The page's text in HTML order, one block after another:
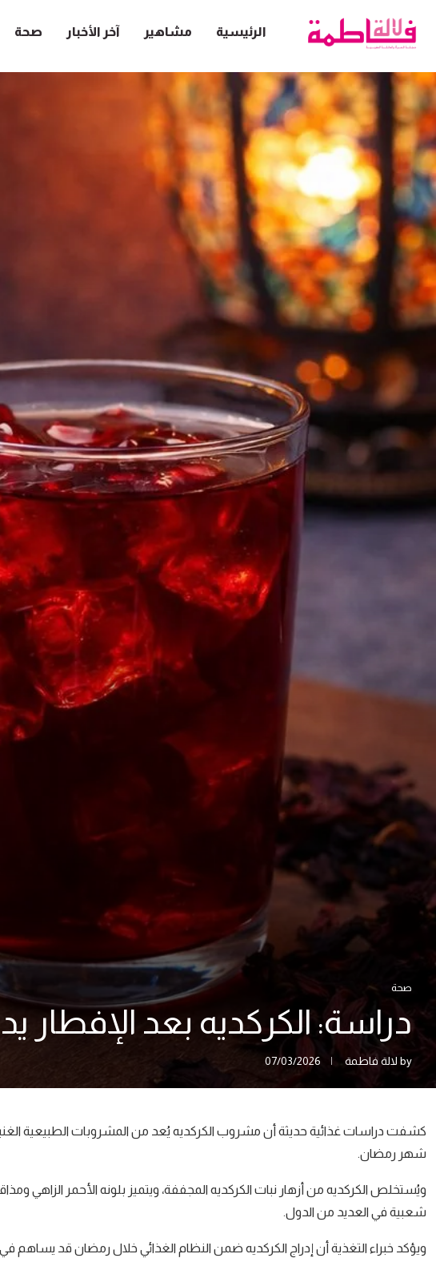
الرئيسية مشاهير آخر الأخبار صحة
صحة
دراسة: الكركديه بعد
by لالة فاطمة 07/03/2026
كشفت دراسات غذائية حديثة أن مشروب الكركديه يُعد من المشروبات الطبيعية الغنية
شهر رمضان.
ويُستخلص الكركديه من أزهار نبات الكركديه المجففة، ويتميز بلونه الأحمر الزاهي
شعبية في العديد من الدول.
ويؤكد خبراء التغذية أن إدراج الكركديه ضمن النظام الغذائي خلال رمضان قد يساهم